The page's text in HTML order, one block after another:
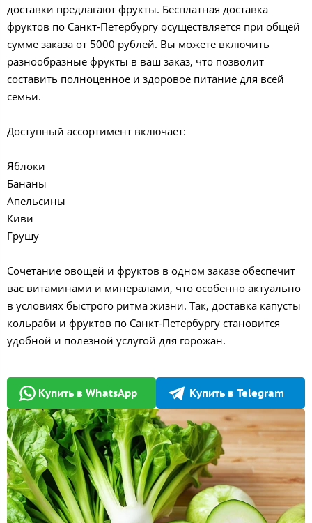
доставки предлагают фрукты. Бесплатная доставка
фруктов по Санкт-Петербургу осуществляется при общей
сумме заказа от 5000 рублей. Вы можете включить
разнообразные фрукты в ваш заказ, что позволит
составить полноценное и здоровое питание для всей
семьи.
Доступный ассортимент включает:
Яблоки
Бананы
Апельсины
Киви
Грушу
Сочетание овощей и фруктов в одном заказе обеспечит
вас витаминами и минералами, что особенно актуально
в условиях быстрого ритма жизни. Так, доставка капусты
кольраби и фруктов по Санкт-Петербургу становится
удобной и полезной услугой для горожан.
Купить в WhatsApp Купить в Telegram